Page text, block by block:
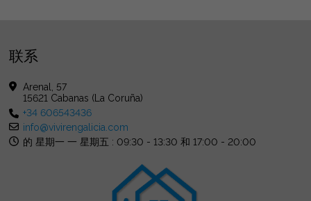
联系
Arenal, 57
15621 Cabanas (La Coruña)
+34 606543436
info@vivirengalicia.com
的 星期一 一 星期五 : 09:30 - 13:30 和 17:00 - 20:00